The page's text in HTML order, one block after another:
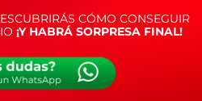
CÓMO CONSEGUIR
¡Y HABRÁ SORPRESA FINAL!